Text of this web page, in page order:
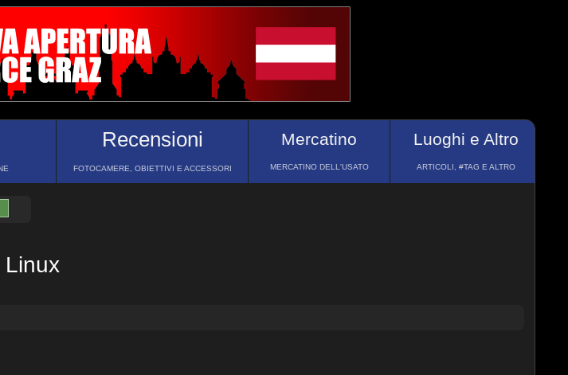
Recensioni
FOTOCAMERE, OBIETTIVI E ACCESSORI
Mercatino
MERCATINO DELL'USATO
Luoghi e Altro
ARTICOLI, #TAG E ALTRO
Linux